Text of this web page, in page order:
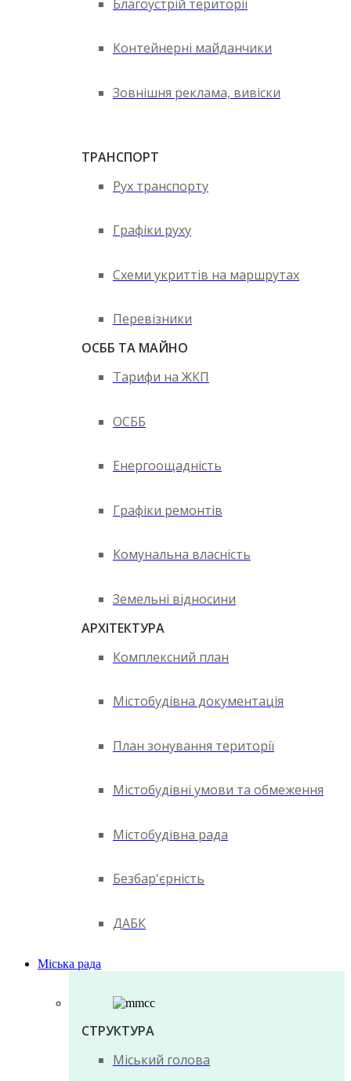
Благоустрій території
Контейнерні майданчики
Зовнішня реклама, вивіски
ТРАНСПОРТ
Рух транспорту
Графіки руху
Схеми укриттів на маршрутах
Перевізники
ОСББ ТА МАЙНО
Тарифи на ЖКП
ОСББ
Енергоощадність
Графіки ремонтів
Комунальна власність
Земельні відносини
АРХІТЕКТУРА
Комплексний план
Містобудівна документація
План зонування території
Містобудівні умови та обмеження
Містобудівна рада
Безбар'єрність
ДАБК
Міська рада
СТРУКТУРА
Міський голова